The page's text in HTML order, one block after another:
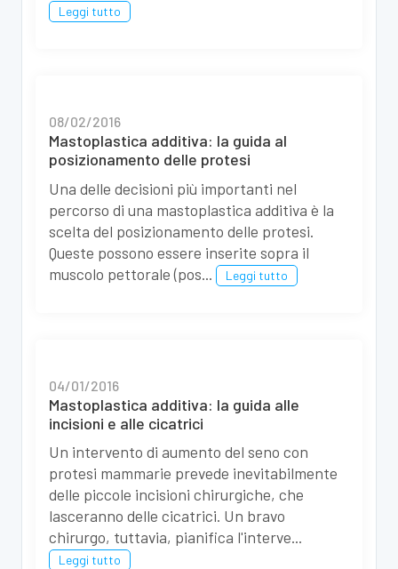
Leggi tutto
08/02/2016
Mastoplastica additiva: la guida al
posizionamento delle protesi
Una delle decisioni più importanti nel
percorso di una mastoplastica additiva è la
scelta del posizionamento delle protesi.
Queste possono essere inserite sopra il
muscolo pettorale (pos...
Leggi tutto
04/01/2016
Mastoplastica additiva: la guida alle
incisioni e alle cicatrici
Un intervento di aumento del seno con
protesi mammarie prevede inevitabilmente
delle piccole incisioni chirurgiche, che
lasceranno delle cicatrici. Un bravo
chirurgo, tuttavia, pianifica l'interve...
Leggi tutto